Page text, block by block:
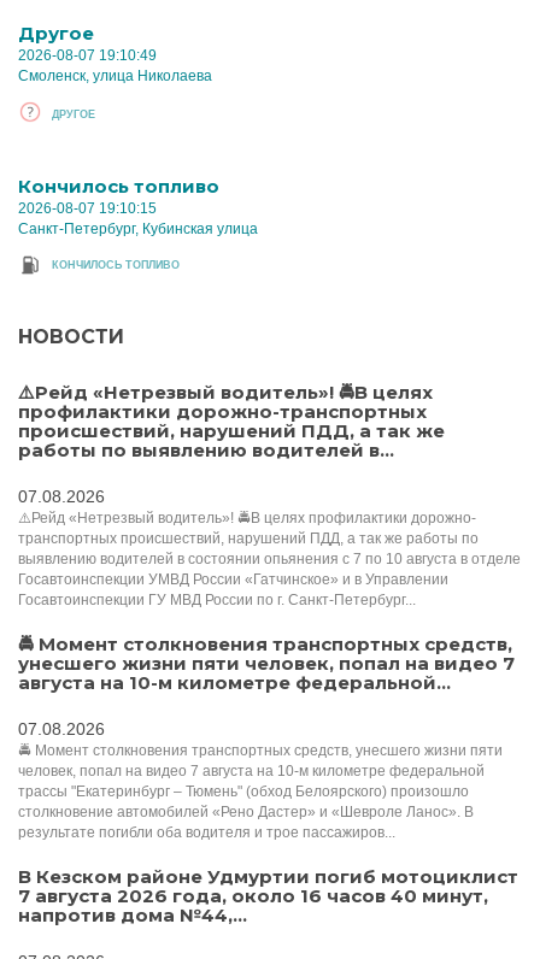
Другое
2026-08-07 19:10:49
Смоленск, улица Николаева
ДРУГОЕ
Кончилось топливо
2026-08-07 19:10:15
Санкт-Петербург, Кубинская улица
КОНЧИЛОСЬ ТОПЛИВО
НОВОСТИ
⚠️Рейд «Нетрезвый водитель»! 🚔В целях
профилактики дорожно-транспортных
происшествий, нарушений ПДД, а так же
работы по выявлению водителей в...
07.08.2026
⚠️Рейд «Нетрезвый водитель»! 🚔В целях профилактики дорожно-
транспортных происшествий, нарушений ПДД, а так же работы по
выявлению водителей в состоянии опьянения с 7 по 10 августа в отделе
Госавтоинспекции УМВД России «Гатчинское» и в Управлении
Госавтоинспекции ГУ МВД России по г. Санкт-Петербург...
🚔 Момент столкновения транспортных средств,
унесшего жизни пяти человек, попал на видео 7
августа на 10-м километре федеральной...
07.08.2026
🚔 Момент столкновения транспортных средств, унесшего жизни пяти
человек, попал на видео 7 августа на 10-м километре федеральной
трассы "Екатеринбург – Тюмень" (обход Белоярского) произошло
столкновение автомобилей «Рено Дастер» и «Шевроле Ланос». В
результате погибли оба водителя и трое пассажиров...
В Кезском районе Удмуртии погиб мотоциклист
7 августа 2026 года, около 16 часов 40 минут,
напротив дома №44,...